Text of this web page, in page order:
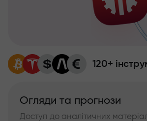
120+
Огляди та прогнози
Доступ до аналітичних